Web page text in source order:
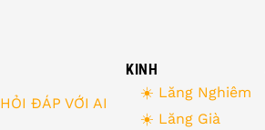
HỎI ĐÁP VỚI AI
KINH
☀️ Lăng Nghiêm
☀️ Lăng Già